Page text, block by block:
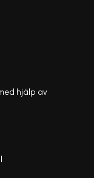
hjälp av